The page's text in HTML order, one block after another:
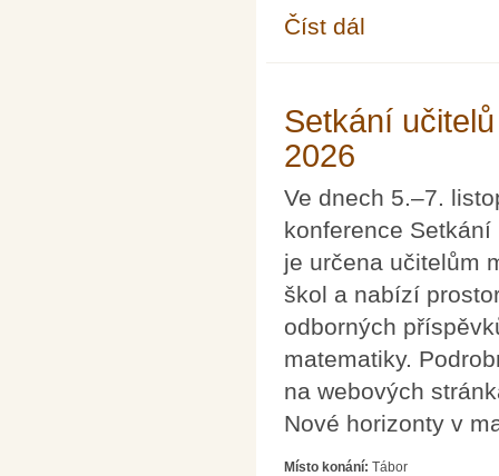
Číst dál
Setkání
2026
Ve dnech 5.–7.
konference
je určena učitelům
škol a nabízí
odborných
matematiky.
na webových
Nové horizonty v
Místo konání: Tábor